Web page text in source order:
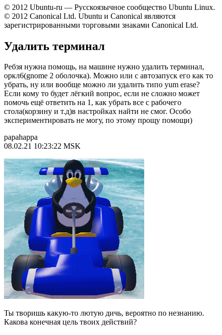
© 2012 Ubuntu-ru — Русскоязычное сообщество Ubuntu Linux.
© 2012 Canonical Ltd. Ubuntu и Canonical являются
зарегистрированными торговыми знаками Canonical Ltd.
Удалить терминал
Ребзя нужна помощь, на машине нужно удалить терминал,
оркл6(gnome 2 оболочка). Можно или с автозапуск его как то
убрать, ну или вообще можно ли удалить типо yum erase?
Если кому то будет лёгкий вопрос, если не сложно может
помочь ещё ответить на 1, как убрать все с рабочего
стола(корзину и т.д)в настройках найти не смог. Особо
экспериментировать не могу, по этому прощу помощи)
papahappa
08.02.21 10:23:22 MSK
Ты творишь какую-то лютую дичь, вероятно по незнанию.
Какова конечная цель твоих действий?